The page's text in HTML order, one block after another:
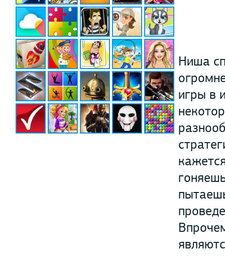
Ниша
игры в